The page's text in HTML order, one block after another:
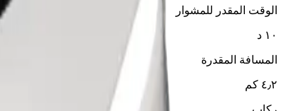
الوقت المقدر للمشوار
١٠ د
المسافة المقدرة
٤٫٢ كم